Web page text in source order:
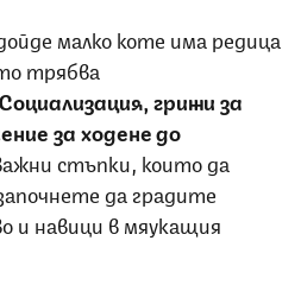
малко коте има редица
трябва
Социализация, грижи за
за ходене до
стъпки, които да
да градите
и навици в мяукащия